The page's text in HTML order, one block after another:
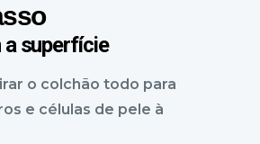
a superfície
o colchão todo para
e células de pele à